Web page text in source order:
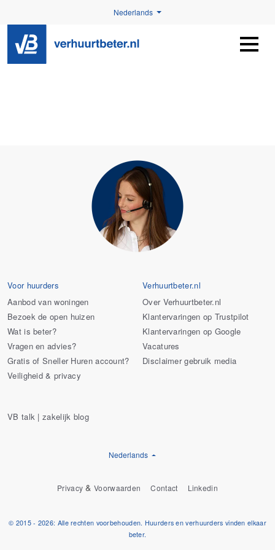
Nederlands
Voor huurders
Aanbod van woningen
Bezoek de open huizen
Wat is beter?
Vragen en advies?
Gratis of Sneller Huren account?
Veiligheid & privacy
Verhuurtbeter.nl
Over Verhuurtbeter.nl
Klantervaringen op Trustpilot
Klantervaringen op Google
Vacatures
Disclaimer gebruik media
VB talk | zakelijk blog
Nederlands
Privacy &Voorwaarden Contact Linkedin
© 2015 - 2026: Alle rechten voorbehouden. Huurders en verhuurders vinden elkaar
beter.